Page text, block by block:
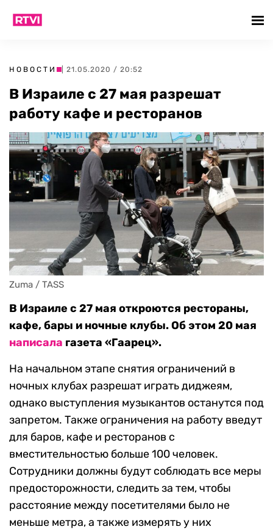
НОВОСТИ | 21.05.2020 / 20:52
В Израиле с 27 мая разрешат
работу кафе и ресторанов
Zuma / TASS
В Израиле с 27 мая откроются рестораны,
кафе, бары и ночные клубы. Об этом 20 мая
написала газета «Гаарец».
На начальном этапе снятия ограничений в
ночных клубах разрешат играть диджеям,
однако выступления музыкантов останутся под
запретом. Также ограничения на работу введут
для баров, кафе и ресторанов с
вместительностью больше 100 человек.
Сотрудники должны будут соблюдать все меры
предосторожности, следить за тем, чтобы
расстояние между посетителями было не
меньше метра, а также измерять у них